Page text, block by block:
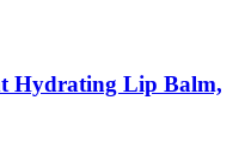
Hydrating Lip Balm,